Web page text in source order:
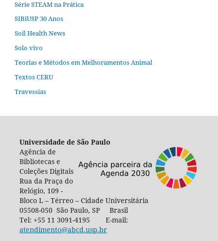
Série STEAM na Prática
SIBiUSP 30 Anos
Soil Health News
Solo vivo
Teorias e Métodos em Melhoramentos Animal
Textos CERU
Travessias
Universidade de São Paulo
Agência de
Bibliotecas e
Coleções Digitais
Rua da Praça do
Relógio, 109 -
Bloco L – Térreo – Cidade Universitária
05508-050 São Paulo, SP Brasil
Tel: +55 11 3091-4195 E-mail:
atendimento@abcd.usp.br